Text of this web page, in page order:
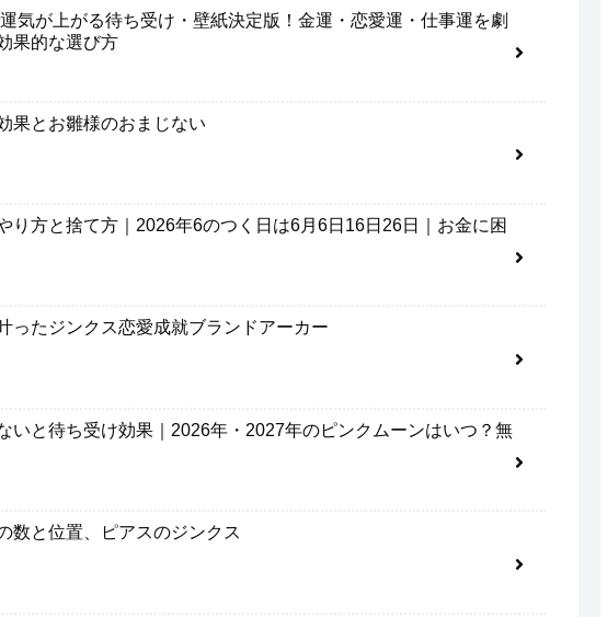
気が上がる待ち受け・壁紙決定版！金運・恋愛運・仕事運を劇
果的な選び方
果とお雛様のおまじない
り方と捨て方｜2026年6のつく日は6月6日16日26日｜お金に困
ったジンクス恋愛成就ブランドアーカー
いと待ち受け効果｜2026年・2027年のピンクムーンはいつ？無
数と位置、ピアスのジンクス